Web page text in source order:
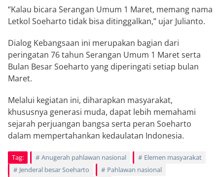
“Kalau bicara Serangan Umum 1 Maret, memang nama
Letkol Soeharto tidak bisa ditinggalkan,” ujar Julianto.
Dialog Kebangsaan ini merupakan bagian dari
peringatan 76 tahun Serangan Umum 1 Maret serta
Bulan Besar Soeharto yang diperingati setiap bulan
Maret.
Melalui kegiatan ini, diharapkan masyarakat,
khususnya generasi muda, dapat lebih memahami
sejarah perjuangan bangsa serta peran Soeharto
dalam mempertahankan kedaulatan Indonesia.
Tag: Anugerah pahlawan nasional
Elemen masyarakat
Jenderal besar Soeharto
Pahlawan nasional